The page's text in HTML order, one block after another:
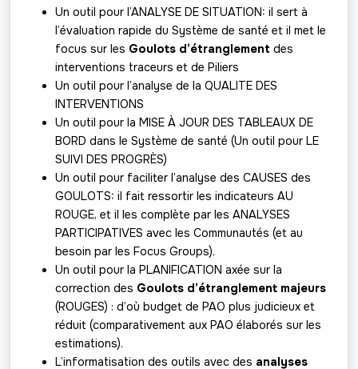
Un outil pour l’ANALYSE DE SITUATION: il sert à
l’évaluation rapide du Système de santé et il met le
focus sur les Goulots d’étranglement des
interventions traceurs et de Piliers
Un outil pour l’analyse de la QUALITE DES
INTERVENTIONS
Un outil pour la MISE À JOUR DES TABLEAUX DE
BORD dans le Système de santé (Un outil pour LE
SUIVI DES PROGRÈS)
Un outil pour faciliter l’analyse des CAUSES des
GOULOTS: il fait ressortir les indicateurs AU
ROUGE, et il les complète par les ANALYSES
PARTICIPATIVES avec les Communautés (et au
besoin par les Focus Groups).
Un outil pour la PLANIFICATION axée sur la
correction des Goulots d’étranglement majeurs
(ROUGES) : d’où budget de PAO plus judicieux et
réduit (comparativement aux PAO élaborés sur les
estimations).
L’informatisation des outils avec des analyses